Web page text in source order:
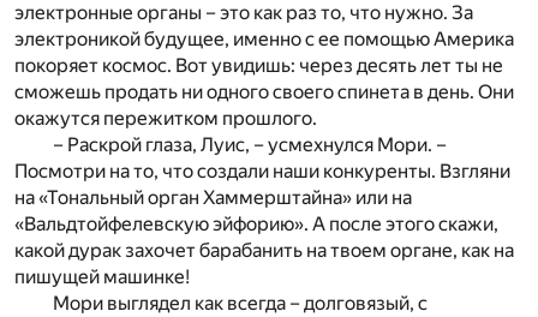
электронные органы – это как раз то, что нужно. За
электроникой будущее, именно с ее помощью Америка
покоряет космос. Вот увидишь: через десять лет ты не
сможешь продать ни одного своего спинета в день. Они
окажутся пережитком прошлого.
– Раскрой глаза, Луис, – усмехнулся Мори. –
Посмотри на то, что создали наши конкуренты. Взгляни
на «Тональный орган Хаммерштайна» или на
«Вальдтойфелевскую эйфорию». А после этого скажи,
какой дурак захочет барабанить на твоем органе, как на
пишущей машинке!
Мори выглядел как всегда – долговязый, с